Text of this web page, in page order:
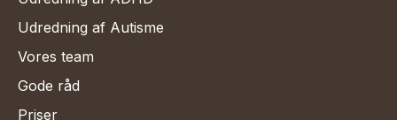
Udredning af Autisme
Vores team
Gode råd
Priser